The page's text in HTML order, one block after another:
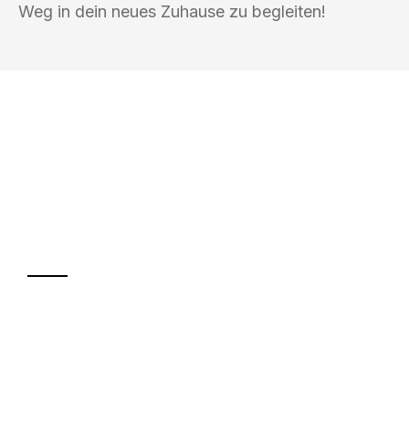
Weg in dein neues Zuhause zu begleiten!